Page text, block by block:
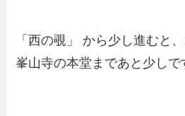
「西の覗」 から少し進むと
峯山寺の本堂まであと少しで